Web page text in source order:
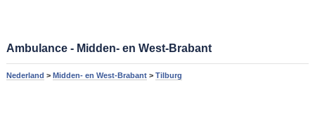
Ambulance - Midden- en West-Brabant
Nederland > Midden- en West-Brabant> Tilburg